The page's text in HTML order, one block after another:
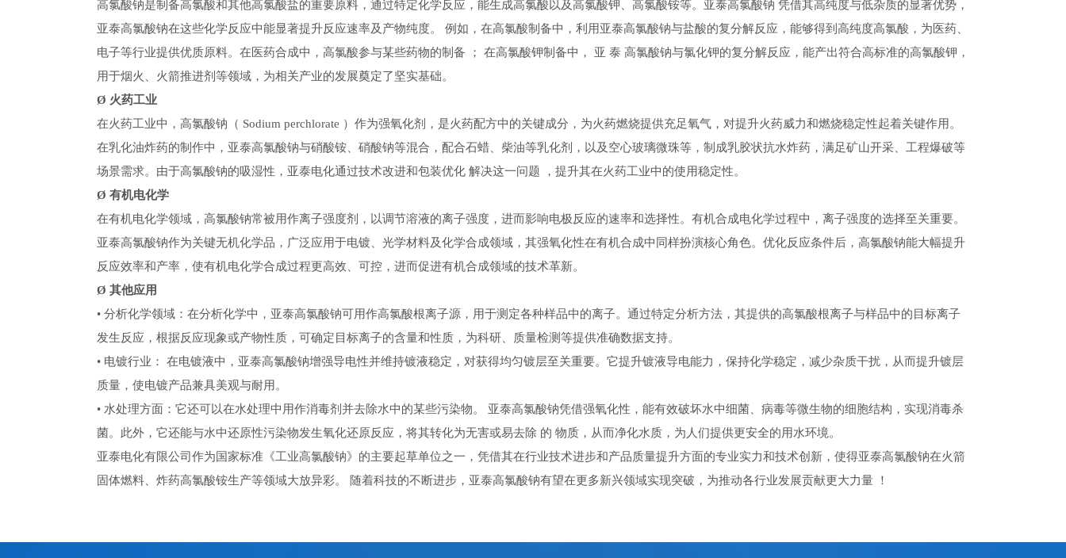
高氯酸钠是制备高氯酸和其他高氯酸盐的重要原料，通过特定化学反应，能生成高氯酸以及高氯酸钾、高氯酸铵等。亚泰高氯酸钠 凭借其高纯度与低杂质的显著优势，
亚泰高氯酸钠在这些化学反应中能显著提升反应速率及产物纯度。 例如，在高氯酸制备中，利用亚泰高氯酸钠与盐酸的复分解反应，能够得到高纯度高氯酸，为医药、
电子等行业提供优质原料。在医药合成中，高氯酸参与某些药物的制备 ； 在高氯酸钾制备中， 亚 泰 高氯酸钠与氯化钾的复分解反应，能产出符合高标准的高氯酸钾，
用于烟火、火箭推进剂等领域，为相关产业的发展奠定了坚实基础。
Ø 火药工业
在火药工业中，高氯酸钠（ Sodium perchlorate ）作为强氧化剂，是火药配方中的关键成分，为火药燃烧提供充足氧气，对提升火药威力和燃烧稳定性起着关键作用。
在乳化油炸药的制作中，亚泰高氯酸钠与硝酸铵、硝酸钠等混合，配合石蜡、柴油等乳化剂，以及空心玻璃微珠等，制成乳胶状抗水炸药，满足矿山开采、工程爆破等
场景需求。由于高氯酸钠的吸湿性，亚泰电化通过技术改进和包装优化 解决这一问题 ，提升其在火药工业中的使用稳定性。
Ø 有机电化学
在有机电化学领域，高氯酸钠常被用作离子强度剂，以调节溶液的离子强度，进而影响电极反应的速率和选择性。有机合成电化学过程中，离子强度的选择至关重要。
亚泰高氯酸钠作为关键无机化学品，广泛应用于电镀、光学材料及化学合成领域，其强氧化性在有机合成中同样扮演核心角色。优化反应条件后，高氯酸钠能大幅提升
反应效率和产率，使有机电化学合成过程更高效、可控，进而促进有机合成领域的技术革新。
Ø 其他应用
• 分析化学领域：在分析化学中，亚泰高氯酸钠可用作高氯酸根离子源，用于测定各种样品中的离子。通过特定分析方法，其提供的高氯酸根离子与样品中的目标离子
发生反应，根据反应现象或产物性质，可确定目标离子的含量和性质，为科研、质量检测等提供准确数据支持。
• 电镀行业： 在电镀液中，亚泰高氯酸钠增强导电性并维持镀液稳定，对获得均匀镀层至关重要。它提升镀液导电能力，保持化学稳定，减少杂质干扰，从而提升镀层
质量，使电镀产品兼具美观与耐用。
• 水处理方面：它还可以在水处理中用作消毒剂并去除水中的某些污染物。 亚泰高氯酸钠凭借强氧化性，能有效破坏水中细菌、病毒等微生物的细胞结构，实现消毒杀
菌。此外，它还能与水中还原性污染物发生氧化还原反应，将其转化为无害或易去除 的 物质，从而净化水质，为人们提供更安全的用水环境。
亚泰电化有限公司作为国家标准《工业高氯酸钠》的主要起草单位之一，凭借其在行业技术进步和产品质量提升方面的专业实力和技术创新，使得亚泰高氯酸钠在火箭
固体燃料、炸药高氯酸铵生产等领域大放异彩。 随着科技的不断进步，亚泰高氯酸钠有望在更多新兴领域实现突破，为推动各行业发展贡献更大力量 ！